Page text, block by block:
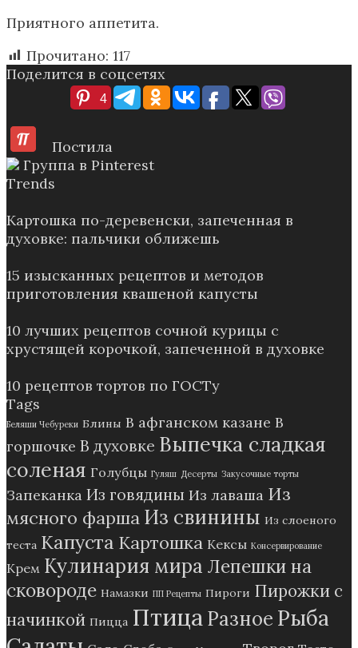
Приятного аппетита.
Прочитано: 117
Поделится в соцсетях
4
Постила
Группа в Pinterest
Trends
Картошка по-деревенски, запеченная в
духовке: пальчики оближешь
15 изысканных рецептов и методов
приготовления квашеной капусты
10 лучших рецептов сочной курицы с
хрустящей корочкой, запеченной в духовке
10 рецептов тортов по ГОСТу
Tags
Беляши Чебуреки Блины В афганском казане В
горшочке В духовке Выпечка сладкая
соленая Голубцы Гуляш Десерты Закусочные торты
Запеканка Из говядины Из лаваша Из
мясного фарша Из свинины Из слоеного
теста Капуста Картошка Кексы Консервирование
Крем Кулинария мира Лепешки на
сковороде Намазки ПП Рецепты Пироги Пирожки с
начинкой Пицца ПтицаРазное Рыба